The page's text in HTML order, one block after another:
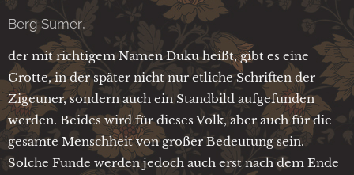
Berg Sumer,
der mit richtigem Namen Duku heißt, gibt es eine
Grotte, in der später nicht nur etliche Schriften der
Zigeuner, sondern auch ein Standbild aufgefunden
werden. Beides wird für dieses Volk, aber auch für die
gesamte Menschheit von großer Bedeutung sein.
Solche Funde werden jedoch auch erst nach dem Ende